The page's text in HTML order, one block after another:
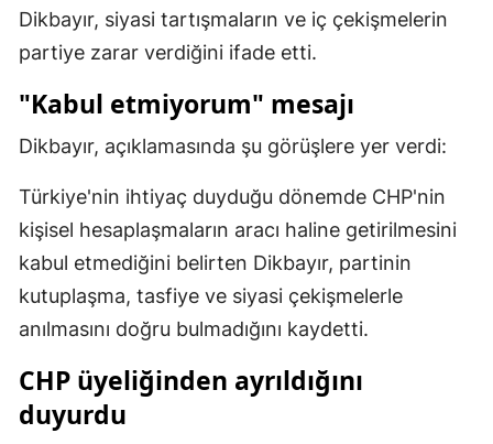
Kahramanmaraş
Muğla
Muş
Nevşehir
Niğde
Ordu
Rize
Sakarya
Dikbayır, siyasi tartışmaların ve iç çekişmelerin
partiye zarar verdiğini ifade etti.
"Kabul etmiyorum" mesajı
Dikbayır, açıklamasında şu görüşlere yer verdi:
Türkiye'nin ihtiyaç duyduğu dönemde CHP'nin
kişisel hesaplaşmaların aracı haline getirilmesini
kabul etmediğini belirten Dikbayır, partinin
kutuplaşma, tasfiye ve siyasi çekişmelerle
anılmasını doğru bulmadığını kaydetti.
CHP üyeliğinden ayrıldığını
duyurdu